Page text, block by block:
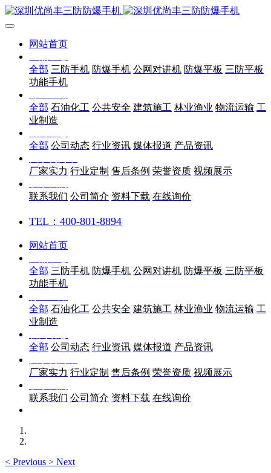
网站首页
全部 三防手机 防爆手机 公网对讲机 防爆平板 三防平板
功能手机
全部 石油化工 公共安全 建筑施工 林业渔业 物流运输 工
业制造
全部 公司动态 行业资讯 媒体报道 产品资讯
厂家实力 行业定制 售后条例 荣誉资质 视频展示
联系我们 公司简介 资料下载 在线询价
TEL：400-801-8894
网站首页
全部 三防手机 防爆手机 公网对讲机 防爆平板 三防平板
功能手机
全部 石油化工 公共安全 建筑施工 林业渔业 物流运输 工
业制造
全部 公司动态 行业资讯 媒体报道 产品资讯
厂家实力 行业定制 售后条例 荣誉资质 视频展示
联系我们 公司简介 资料下载 在线询价
< Previous > Next